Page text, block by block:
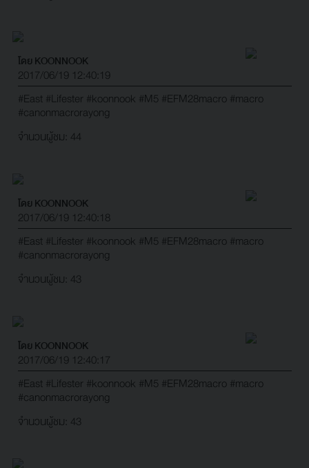
โดย KOONNOOK
2017/06/19 12:40:19
#East #Lifester #koonnook #M5 #EFM28macro #macro
#canonmacrorayong
จำนวนผู้ชม: 44
โดย KOONNOOK
2017/06/19 12:40:18
#East #Lifester #koonnook #M5 #EFM28macro #macro
#canonmacrorayong
จำนวนผู้ชม: 43
โดย KOONNOOK
2017/06/19 12:40:17
#East #Lifester #koonnook #M5 #EFM28macro #macro
#canonmacrorayong
จำนวนผู้ชม: 43